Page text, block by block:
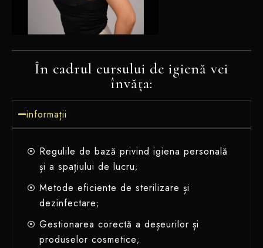
În cadrul cursului de igienă vei
învăța:
informații
Regulile de bază privind igiena personală
și a spațiului de lucru;
Metode eficiente de sterilizare și
dezinfectare;
Gestionarea corectă a deșeurilor și
produselor cosmetice;